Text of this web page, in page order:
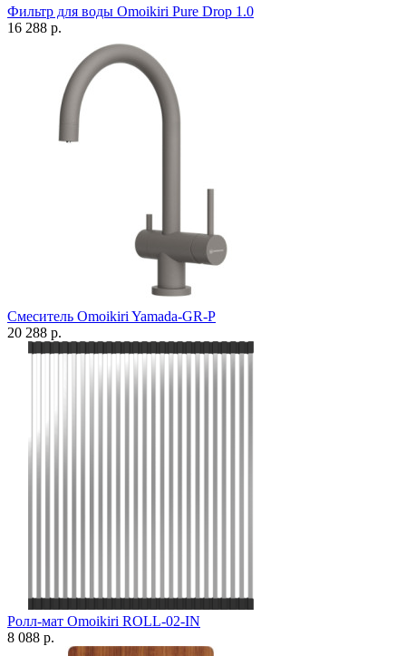
Фильтр для воды Omoikiri Pure Drop 1.0
16 288 р.
Смеситель Omoikiri Yamada-GR-P
20 288 р.
Ролл-мат Omoikiri ROLL-02-IN
8 088 р.